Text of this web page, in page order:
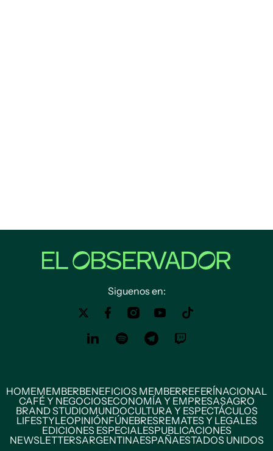
Siguenos en:
HOMEMEMBERBENEFICIOS MEMBERREFERÍNACIONAL
CAFÉ Y NEGOCIOSECONOMÍA Y EMPRESASAGRO
BRAND STUDIOMUNDOCULTURA Y ESPECTÁCULOS
LIFESTYLEOPINIÓNFÚNEBRESREMATES Y LEGALES
EDICIONES ESPECIALESPUBLICACIONES
NEWSLETTERSARGENTINAESPAÑAESTADOS UNIDOS